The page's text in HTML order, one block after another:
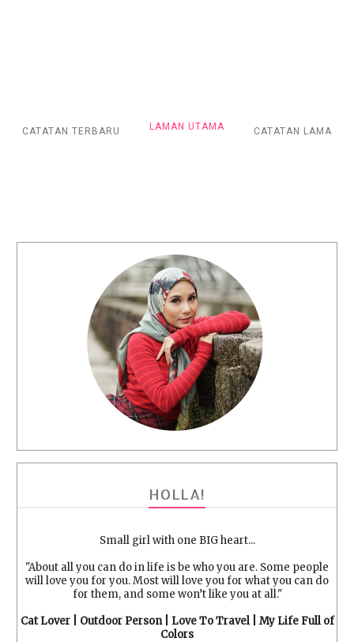
CATATAN TERBARU CATATAN LAMA
LAMAN UTAMA
HOLLA!
Small girl with one BIG heart...
"About all you can do in life is be who you are. Some people
will love you for you. Most will love you for what you can do
for them, and some won’t like you at all."
Cat Lover | Outdoor Person | Love To Travel | My Life Full of
Colors